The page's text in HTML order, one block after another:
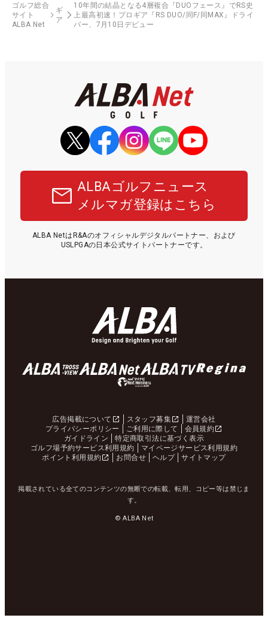
ゴルフ総合
サイト
ALBA Net
ギ
ア
10年間の結晶となる4層複合『DUOフェース』でRS史
上最高初速！プロギア『RS DUO/同F/同MAX』ドライ
バー、7月10日デビュー
ALBAゴルフニュース
メルマガ登録はこちら
ALBA NetはR&Aのオフィシャルデジタルパートナー、および
USLPGAの日本公式サイトパートナーです。
広告掲載について スタッフ募集
運営会社
プライバシーポリシー
ご利用に際して
会員規約
ガイドライン
特定商取引法に基づく表示
ゴルフ場予約サービス利用規約
マイページサービス利用規約
ポイント利用規約
お問合せ ヘルプ サイトマップ
掲載されている全てのコンテンツの無断での転載、転用、コピー等は禁じま
す。
© ALBA Net